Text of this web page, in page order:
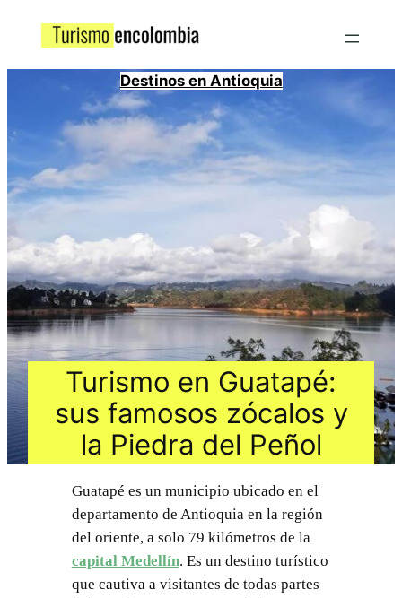
Destinos en Antioquia
Turismo en Guatapé:
sus famosos zócalos y
la Piedra del Peñol
Guatapé es un municipio ubicado en el
departamento de Antioquia en la región
del oriente, a solo 79 kilómetros de la
capital Medellín. Es un destino turístico
que cautiva a visitantes de todas partes